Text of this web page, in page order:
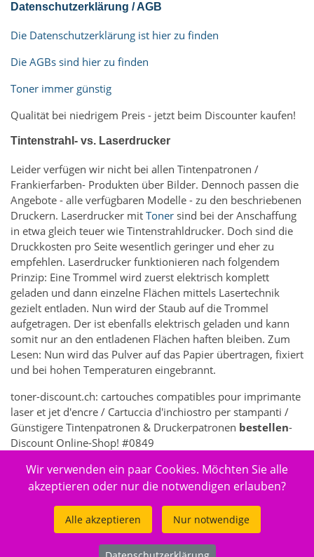
Datenschutzerklärung / AGB
Die Datenschutzerklärung ist hier zu finden
Die AGBs sind hier zu finden
Toner immer günstig
Qualität bei niedrigem Preis - jetzt beim Discounter kaufen!
Tintenstrahl- vs. Laserdrucker
Leider verfügen wir nicht bei allen Tintenpatronen /
Frankierfarben- Produkten über Bilder. Dennoch passen die
Angebote - alle verfügbaren Modelle - zu den beschriebenen
Druckern. Laserdrucker mit Toner sind bei der Anschaffung
in etwa gleich teuer wie Tintenstrahldrucker. Doch sind die
Druckkosten pro Seite wesentlich geringer und eher zu
empfehlen. Laserdrucker funktionieren nach folgendem
Prinzip: Eine Trommel wird zuerst elektrisch komplett
geladen und dann einzelne Flächen mittels Lasertechnik
gezielt entladen. Nun wird der Staub auf die Trommel
aufgetragen. Der ist ebenfalls elektrisch geladen und kann
somit nur an den entladenen Flächen haften bleiben. Zum
Lesen: Nun wird das Pulver auf das Papier übertragen, fixiert
und bei hohen Temperaturen eingebrannt.
toner-discount.ch: cartouches compatibles pour imprimante
laser et jet d'encre / Cartuccia d'inchiostro per stampanti /
Günstigere Tintenpatronen & Druckerpatronen bestellen-
Discount Online-Shop! #0849
5261 - Elektronik > Drucken, Kopieren, Scannen & Faxen >
Zubehör Drucker, Kopierer & Faxgeräte > Drucker-
Wir verwenden ein paar Cookies. Möchten Sie alle
akzeptieren oder nur die notwendigen erlauben?
Alle akzeptieren Nur notwendige